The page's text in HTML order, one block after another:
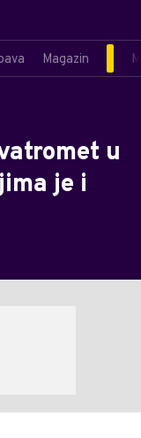
Magazin
u
je i